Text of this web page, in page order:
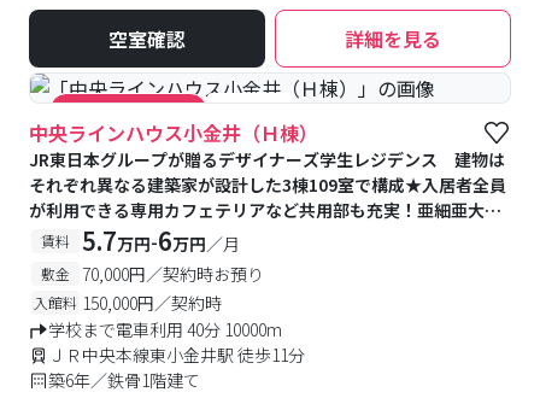
空室確認 詳細を見る
#キャンペーン実施中 #食事付き
中央ラインハウス小金井（Ｈ棟）
JR東日本グループが贈るデザイナーズ学生レジデンス 建物は
それぞれ異なる建築家が設計した3棟109室で構成★入居者全員
が利用できる専用カフェテリアなど共用部も充実！亜細亜大学
提携寮
賃料 5.7万円-6万円／月
敷金 70,000円／契約時お預り
入館料 150,000円／契約時
学校まで電車利用 40分 10000m
ＪＲ中央本線東小金井駅 徒歩11分
築6年／鉄骨1階建て